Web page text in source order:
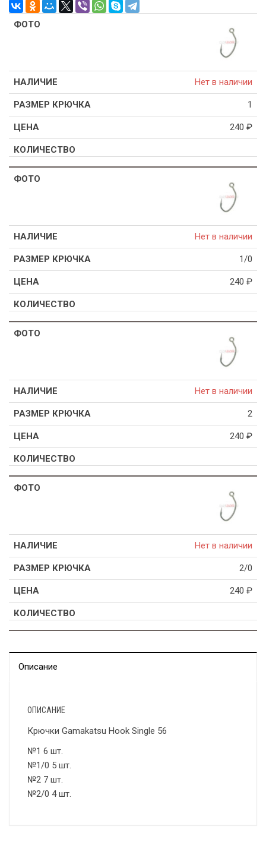
Нет в наличии
1
240 ₽
Нет в наличии
1/0
240 ₽
Нет в наличии
2
240 ₽
Нет в наличии
2/0
240 ₽
Описание
ОПИСАНИЕ
Крючки Gamakatsu Hook Single 56
№1 6 шт.
№1/0 5 шт.
№2 7 шт.
№2/0 4 шт.